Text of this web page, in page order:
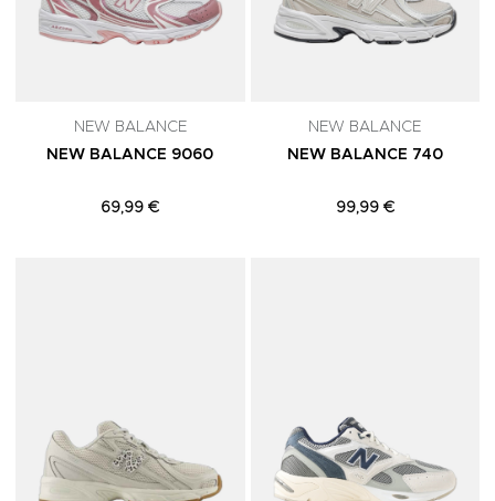
NEW BALANCE
NEW BALANCE 9060
69,99 €
NEW BALANCE
NEW BALANCE 740
99,99 €